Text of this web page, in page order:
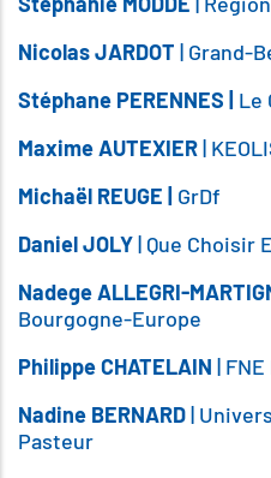
Nicolas JARDOT | Grand-
Stéphane PERENNES | Le
Maxime AUTEXIER|
Michaël REUGE |
GrDf
Daniel JOLY| Que Choisir
Nadege ALLEGRI-
Bourgogne-Europe
Philippe CHATELAIN | FNE
Nadine BERNARD|
Pasteur